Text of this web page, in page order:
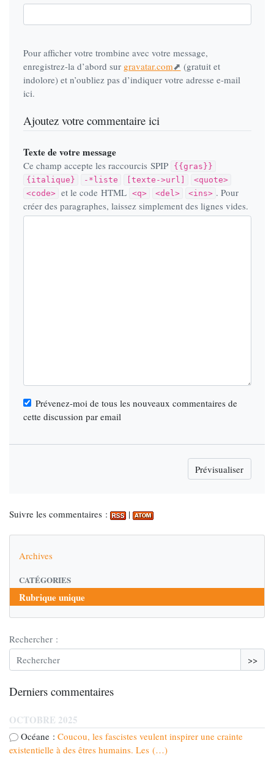
Pour afficher votre trombine avec votre message,
enregistrez-la d’abord sur gravatar.com
(gratuit et
indolore) et n’oubliez pas d’indiquer votre adresse e-mail
ici.
Ajoutez votre commentaire ici
Texte de votre message
Ce champ accepte les raccourcis SPIP
{{gras}}
{italique}
-*liste [texte->url]
<quote>
<code>
et le code HTML <q> <del> <ins> . Pour
créer des paragraphes, laissez simplement des lignes vides.
Prévenez-moi de tous les nouveaux commentaires de
cette discussion par email
Suivre les commentaires : |
Archives
CATÉGORIES
Rubrique unique
Rechercher :
>>
Derniers commentaires
OCTOBRE 2025
Océane : Coucou, les fascistes veulent inspirer une crainte
existentielle à des êtres humains. Les (…)